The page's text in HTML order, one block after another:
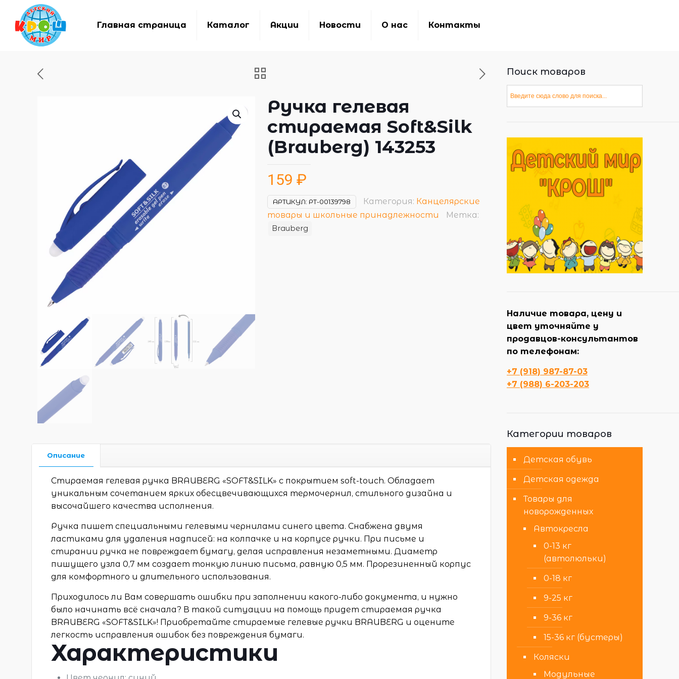
Главная страница Каталог Акции Новости О нас Контакты
Ручка гелевая
стираемая Soft&Silk
(Brauberg) 143253
159 ₽
АРТИКУЛ: РТ-00139798 Категория: Канцелярские
товары и школьные принадлежности
Метка:
Brauberg
Описание
Стираемая гелевая ручка BRAUBERG «SOFT&SILK» с покрытием soft-touch. Обладает
уникальным сочетанием ярких обесцвечивающихся термочернил, стильного дизайна и
высочайшего качества исполнения.
Ручка пишет специальными гелевыми чернилами синего цвета. Снабжена двумя
ластиками для удаления надписей: на колпачке и на корпусе ручки. При письме и
стирании ручка не повреждает бумагу, делая исправления незаметными. Диаметр
пишущего узла 0,7 мм создает тонкую линию письма, равную 0,5 мм. Прорезиненный корпус
для комфортного и длительного использования.
Приходилось ли Вам совершать ошибки при заполнении какого-либо документа, и нужно
было начинать всё сначала? В такой ситуации на помощь придет стираемая ручка
BRAUBERG «SOFT&SILK»! Приобретайте cтираемые гелевые ручки BRAUBERG и оцените
легкость исправления ошибок без повреждения бумаги.
Характеристики
Поиск товаров
Наличие товара, цену и
цвет уточняйте у
продавцов-консультантов
по телефонам:
+7 (918) 987-87-03
+7 (988) 6-203-203
Категории товаров
Детская обувь
Детская одежда
Товары для
новорожденных
Автокресла
0-13 кг
(автолюльки)
0-18 кг
9-25 кг
9-36 кг
15-36 кг (бустеры)
Коляски
Модульные